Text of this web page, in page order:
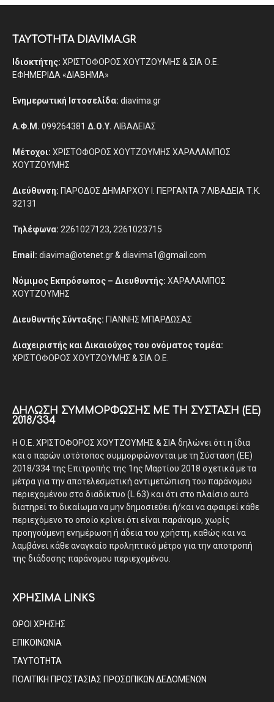
ΤΑΥΤΟΤΗΤΑ DIAVIMA.GR
Ιδιοκτήτης: ΧΡΙΣΤΟΦΟΡΟΣ ΧΟΥΤΖΟΥΜΗΣ & ΣΙΑ Ο.Ε.
ΕΦΗΜΕΡΙΔΑ «ΔΙΑΒΗΜΑ»
Ενημερωτική Ιστοσελίδα: diavima.gr
Α.Φ.Μ. 099264381 Δ.Ο.Υ. ΛΙΒΑΔΕΙΑΣ
Μέτοχοι: ΧΡΙΣΤΟΦΟΡΟΣ ΧΟΥΤΖΟΥΜΗΣ ΧΑΡΑΛΑΜΠΟΣ
ΧΟΥΤΖΟΥΜΗΣ
Διεύθυνση: ΠΑΡΟΔΟΣ ΔΗΜΑΡΧΟΥ Ι. ΠΕΡΓΑΝΤΑ 7 ΛΙΒΑΔΕΙΑ Τ.Κ.
32131
Τηλέφωνα: 2261027123, 2261023715
Email: diavima@otenet.gr & diavima1@gmail.com
Νόμιμος Εκπρόσωπος – Διευθυντής: ΧΑΡΑΛΑΜΠΟΣ
ΧΟΥΤΖΟΥΜΗΣ
Διευθυντής Σύνταξης: ΓΙΑΝΝΗΣ ΜΠΑΡΔΩΣΑΣ
Διαχειριστής και Δικαιούχος του ονόματος τομέα:
ΧΡΙΣΤΟΦΟΡΟΣ ΧΟΥΤΖΟΥΜΗΣ & ΣΙΑ Ο.Ε.
ΔΉΛΩΣΗ ΣΥΜΜΌΡΦΩΣΗΣ ΜΕ ΤΗ ΣΎΣΤΑΣΗ (ΕΕ)
2018/334
Η Ο.Ε. ΧΡΙΣΤΟΦΟΡΟΣ ΧΟΥΤΖΟΥΜΗΣ & ΣΙΑ δηλώνει ότι η ίδια
και ο παρών ιστότοπος συμμορφώνονται με τη Σύσταση (ΕΕ)
2018/334 της Επιτροπής της 1ης Μαρτίου 2018 σχετικά με τα
μέτρα για την αποτελεσματική αντιμετώπιση του παράνομου
περιεχομένου στο διαδίκτυο (L 63) και ότι στο πλαίσιο αυτό
διατηρεί το δικαίωμα να μην δημοσιεύει ή/και να αφαιρεί κάθε
περιεχόμενο το οποίο κρίνει ότι είναι παράνομο, χωρίς
προηγούμενη ενημέρωση ή άδεια του χρήστη, καθώς και να
λαμβάνει κάθε αναγκαίο προληπτικό μέτρο για την αποτροπή
της διάδοσης παράνομου περιεχομένου.
ΧΡΗΣΙΜΑ LINKS
ΟΡΟΙ ΧΡΗΣΗΣ
ΕΠΙΚΟΙΝΩΝΙΑ
ΤΑΥΤΟΤΗΤΑ
ΠΟΛΙΤΙΚΗ ΠΡΟΣΤΑΣΙΑΣ ΠΡΟΣΩΠΙΚΩΝ ΔΕΔΟΜΕΝΩΝ